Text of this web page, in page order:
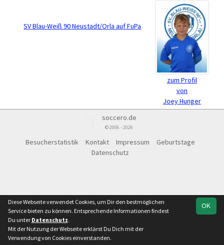
zum Profil
von
Joey Hunger
SV Blau-Weiß 90 Neustadt/Orla auf FuPa
soccero.de
© 2006 - 2026
Besucherstatistik Kontakt Impressum
Geburtstage
Datenschutz
OK
Diese Webseite verwendet Cookies, um Dir den bestmöglichen
Service bieten zu können. Entsprechende Informationen findest
Du unter Datenschutz.
Mit der Nutzung der Webseite erklärst Du Dich mit der
Verwendung von Cookies einverstanden.